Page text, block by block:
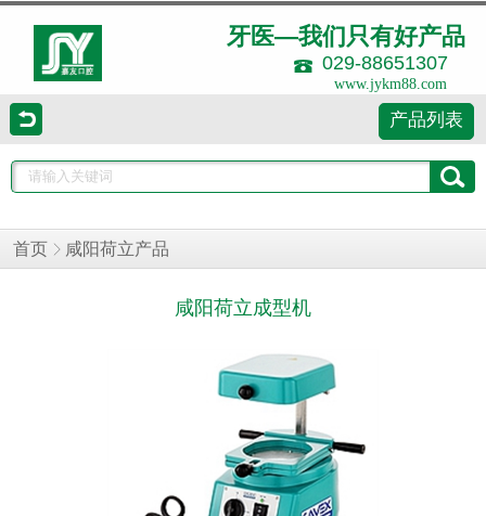
029-88651307
牙医—我们只有好产品
www.jykm88.com
产品列表
首页 咸阳荷立产品
咸阳荷立成型机